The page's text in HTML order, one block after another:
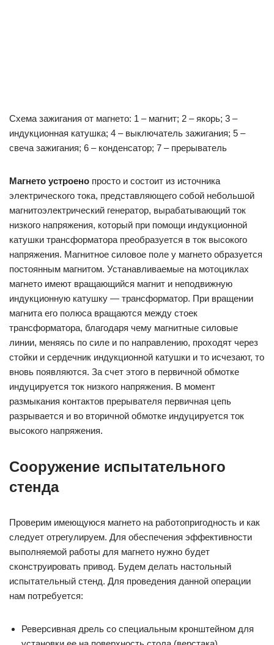
Схема зажигания от магнето: 1 – магнит; 2 – якорь; 3 –
индукционная катушка; 4 – выключатель зажигания; 5 –
свеча зажигания; 6 – конденсатор; 7 – прерыватель
Магнето устроено просто и состоит из источника
электрического тока, представляющего собой небольшой
магнитоэлектрический генератор, вырабатывающий ток
низкого напряжения, который при помощи индукционной
катушки трансформатора преобразуется в ток высокого
напряжения. Магнитное силовое поле у магнето образуется
постоянным магнитом. Устанавливаемые на мотоциклах
магнето имеют вращающийся магнит и неподвижную
индукционную катушку — трансформатор. При вращении
магнита его полюса вращаются между стоек
трансформатора, благодаря чему магнитные силовые
линии, меняясь по силе и по направлению, проходят через
стойки и сердечник индукционной катушки и то исчезают, то
вновь появляются. За счет этого в первичной обмотке
индуцируется ток низкого напряжения. В момент
размыкания контактов прерывателя первичная цепь
разрывается и во вторичной обмотке индуцируется ток
высокого напряжения.
Сооружение испытательного
стенда
Проверим имеющуюся магнето на работопригодность и как
следует отрегулируем. Для обеспечения эффективности
выполняемой работы для магнето нужно будет
сконструировать привод. Будем делать настольный
испытательный стенд. Для проведения данной операции
нам потребуется:
Реверсивная дрель со специальным кронштейном для